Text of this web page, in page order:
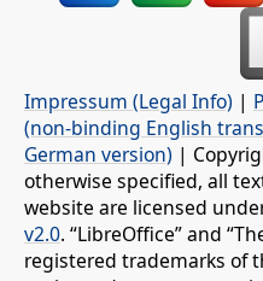
Impressum (Legal Info) |
(non-binding English
German version) |
otherwise specified, all
website are licensed
v2.0. “LibreOffice” and
registered trademarks of